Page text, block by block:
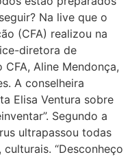
Na live que o
(CFA) realizou na
diretora de
Aline Mendonça,
A conselheira
Elisa Ventura sobre
Segundo a
ultrapassou todas
“Desconheço